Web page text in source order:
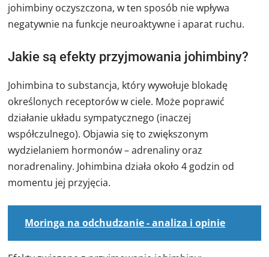
johimbiny oczyszczona, w ten sposób nie wpływa
negatywnie na funkcje neuroaktywne i aparat ruchu.
Jakie są efekty przyjmowania johimbiny?
Johimbina to substancja, który wywołuje blokadę
określonych receptorów w ciele. Może poprawić
działanie układu sympatycznego (inaczej
współczulnego). Objawia się to zwiększonym
wydzielaniem hormonów – adrenaliny oraz
noradrenaliny. Johimbina działa około 4 godzin od
momentu jej przyjęcia.
Moringa na odchudzanie - analiza i opinie